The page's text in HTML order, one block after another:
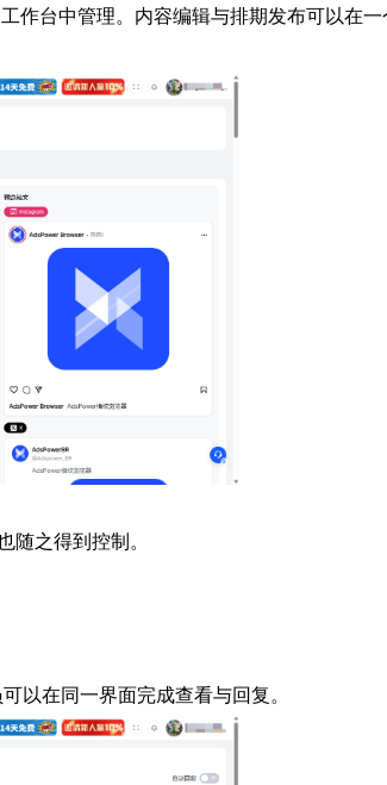
作台中管理。内容编辑与排期发布可以在一
随之得到控制。
以在同一界面完成查看与回复。